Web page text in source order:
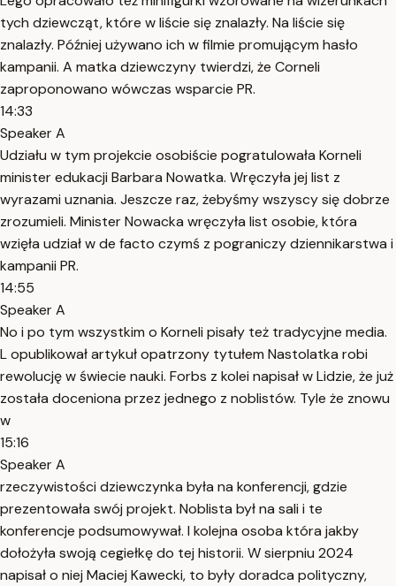
tych dziewcząt, które w liście się znalazły. Na liście się
znalazły. Później używano ich w filmie promującym hasło
kampanii. A matka dziewczyny twierdzi, że Corneli
zaproponowano wówczas wsparcie PR.
14:33
Speaker A
Udziału w tym projekcie osobiście pogratulowała Korneli
minister edukacji Barbara Nowatka. Wręczyła jej list z
wyrazami uznania. Jeszcze raz, żebyśmy wszyscy się dobrze
zrozumieli. Minister Nowacka wręczyła list osobie, która
wzięła udział w de facto czymś z pograniczy dziennikarstwa i
kampanii PR.
14:55
Speaker A
No i po tym wszystkim o Korneli pisały też tradycyjne media.
L opublikował artykuł opatrzony tytułem Nastolatka robi
rewolucję w świecie nauki. Forbs z kolei napisał w Lidzie, że już
została doceniona przez jednego z noblistów. Tyle że znowu
w
15:16
Speaker A
rzeczywistości dziewczynka była na konferencji, gdzie
prezentowała swój projekt. Noblista był na sali i te
konferencje podsumowywał. I kolejna osoba która jakby
dołożyła swoją cegiełkę do tej historii. W sierpniu 2024
napisał o niej Maciej Kawecki, to były doradca polityczny,